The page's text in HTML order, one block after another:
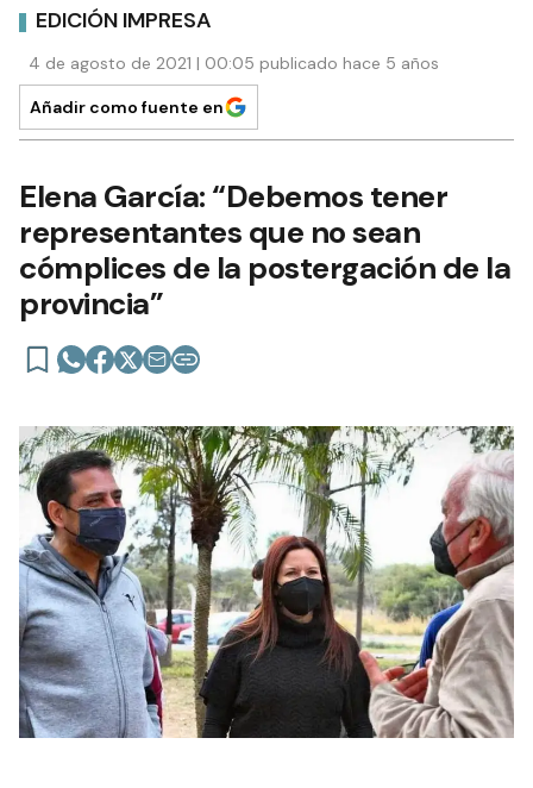
EDICIÓN IMPRESA
4 de agosto de 2021 | 00:05 publicado hace 5 años
Añadir como fuente en
Elena García: “Debemos tener
representantes que no sean
cómplices de la postergación de la
provincia”